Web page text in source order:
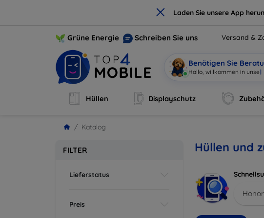
× Laden Sie unsere App
Grüne Energie Schreiben Sie uns Versand &
Benötigen Sie
Ich|
Hüllen Displayschutz
Katalog
FILTER
Lieferstatus
Preis
Hüllen und